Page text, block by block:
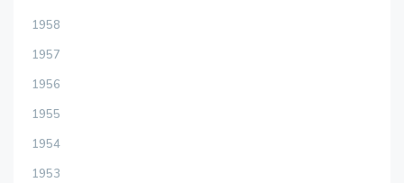
1958
1957
1956
1955
1954
1953